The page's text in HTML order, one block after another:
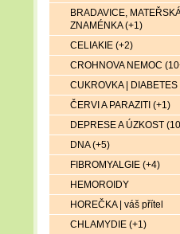
BRADAVICE,
ZNAMÉNKA (+1)
CELIAKIE (+2)
CROHNOVA NEMOC
CUKROVKA |
ČERVI A PARAZITI (+1)
DEPRESE A ÚZKOST
DNA (+5)
FIBROMYALGIE (+4)
HEMOROIDY
HOREČKA | váš přítel
CHLAMYDIE (+1)